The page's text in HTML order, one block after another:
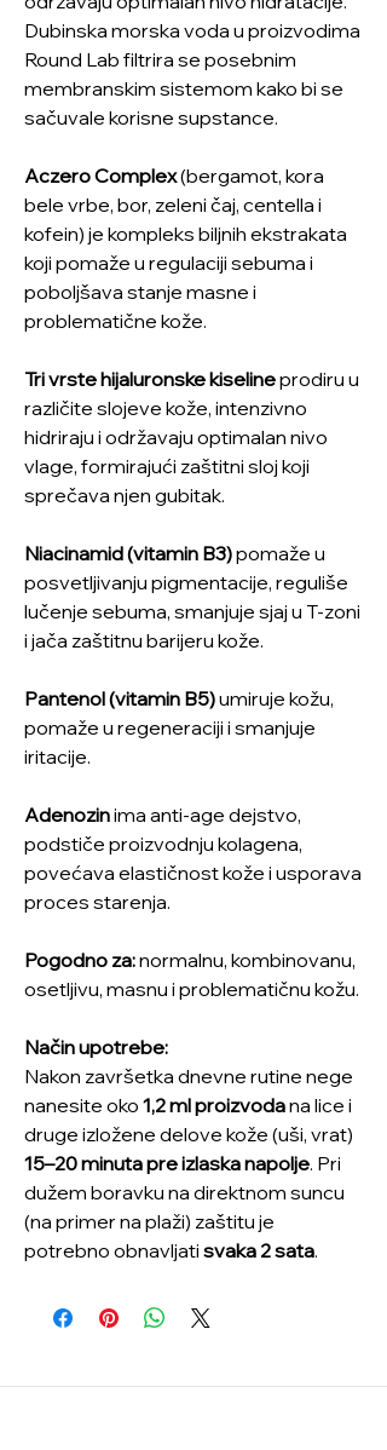
Dubinska morska voda u proizvodima
Round Lab filtrira se posebnim
membranskim sistemom kako bi se
sačuvale korisne supstance.
Aczero Complex(bergamot, kora
bele vrbe, bor, zeleni čaj, centella i
kofein) je kompleks biljnih ekstrakata
koji pomaže u regulaciji sebuma i
poboljšava stanje masne i
problematične kože.
Tri vrste hijaluronske kiselineprodiru u
različite slojeve kože, intenzivno
hidriraju i održavaju optimalan nivo
vlage, formirajući zaštitni sloj koji
sprečava njen gubitak.
Niacinamid (vitamin B3)pomaže u
posvetljivanju pigmentacije, reguliše
lučenje sebuma, smanjuje sjaj u T-zoni
i jača zaštitnu barijeru kože.
Pantenol (vitamin B5)umiruje kožu,
pomaže u regeneraciji i smanjuje
iritacije.
Adenozinima anti-age dejstvo,
podstiče proizvodnju kolagena,
povećava elastičnost kože i usporava
proces starenja.
Pogodno za:normalnu, kombinovanu,
osetljivu, masnu i problematičnu kožu.
Način upotrebe:
Nakon završetka dnevne rutine nege
nanesite oko 1,2 ml proizvodana lice i
druge izložene delove kože (uši, vrat)
15–20 minuta pre izlaska napolje. Pri
dužem boravku na direktnom suncu
(na primer na plaži) zaštitu je
potrebno obnavljati svaka 2 sata.